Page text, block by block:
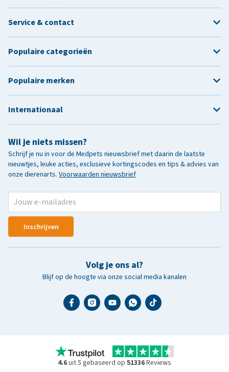
Wil je niets missen?
Schrijf je nu in voor de Medpets nieuwsbrief met daarin de laatste
nieuwtjes, leuke acties, exclusieve kortingscodes en tips & advies van
onze dierenarts. Voorwaarden nieuwsbrief
Inschrijven
Volg je ons al?
Blijf op de hoogte via onze social media kanalen
Service & contact
Populaire categorieën
Populaire merken
Internationaal
4.6uit 5 gebaseerd op 51336Reviews